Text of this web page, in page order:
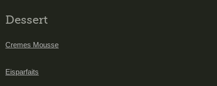
Dessert
Cremes Mousse
Eisparfaits